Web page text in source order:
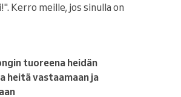
Kerro meille, jos sinulla on
tuoreena heidän
heitä vastaamaan ja